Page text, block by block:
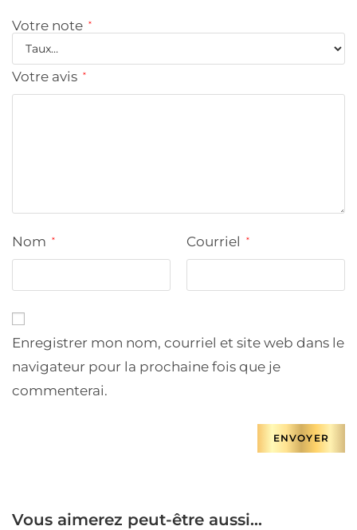
Votre note *
Votre avis *
Nom * Courriel *
Enregistrer mon nom, courriel et site web dans le
navigateur pour la prochaine fois que je
commenterai.
Vous aimerez peut-être aussi…